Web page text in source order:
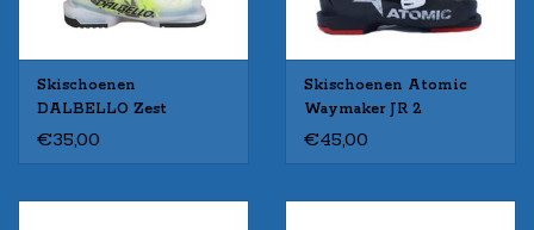
Skischoenen
DALBELLO Zest
Gebruikt
€35,00
Skischoenen Atomic
Waymaker JR 2
Zw/Wit/Rood Gebruikt
€45,00